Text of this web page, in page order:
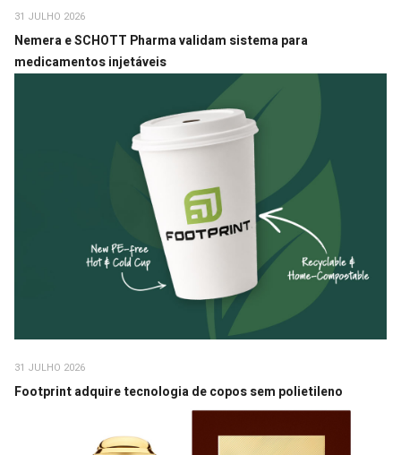
31 JULHO 2026
Nemera e SCHOTT Pharma validam sistema para
medicamentos injetáveis
31 JULHO 2026
Footprint adquire tecnologia de copos sem polietileno